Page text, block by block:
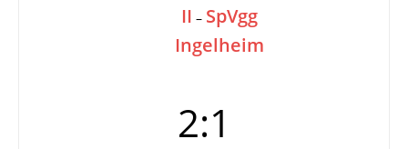
II – SpVgg
Ingelheim
2:1